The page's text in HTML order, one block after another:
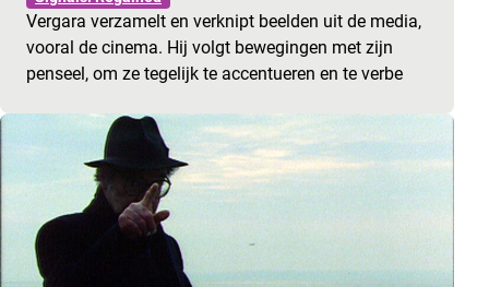
Vergara verzamelt en verknipt beelden uit de media,
vooral de cinema. Hij volgt bewegingen met zijn
penseel, om ze tegelijk te accentueren en te verbe